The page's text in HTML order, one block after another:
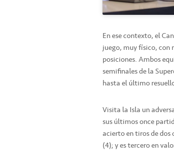
En ese contexto, el
juego, muy físico, con
posiciones. Ambos
semifinales de la
hasta el último
Visita la Isla un
sus últimos once
acierto en tiros de
(4); y es tercero en